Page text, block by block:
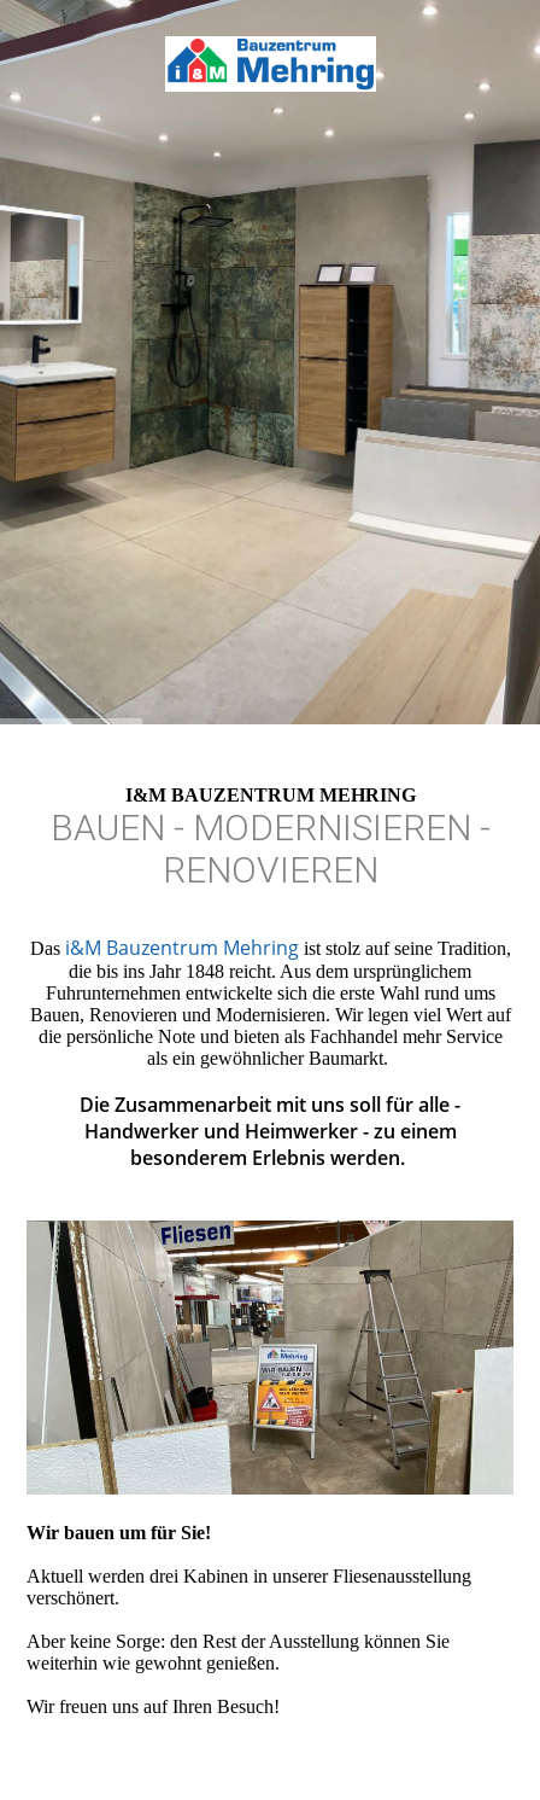
I&M BAUZENTRUM MEHRING
BAUEN - MODERNISIEREN -
RENOVIEREN
Das i&M Bauzentrum Mehringist stolz auf seine Tradition,
die bis ins Jahr 1848 reicht. Aus dem ursprünglichem
Fuhrunternehmen entwickelte sich die erste Wahl rund ums
Bauen, Renovieren und Modernisieren. Wir legen viel Wert auf
die persönliche Note und bieten als Fachhandel mehr Service
als ein gewöhnlicher Baumarkt.
Die Zusammenarbeit mit uns soll für alle -
Handwerker und Heimwerker - zu einem
besonderem Erlebnis werden.
Wir bauen um für Sie!
Aktuell werden drei Kabinen in unserer Fliesenausstellung
verschönert.
Aber keine Sorge: den Rest der Ausstellung können Sie
weiterhin wie gewohnt genießen.
Wir freuen uns auf Ihren Besuch!